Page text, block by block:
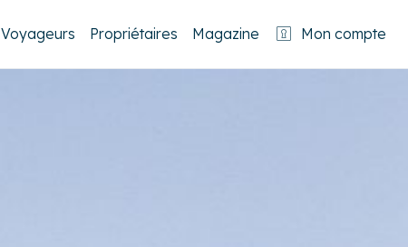
Voyageurs Propriétaires Magazine Mon compte